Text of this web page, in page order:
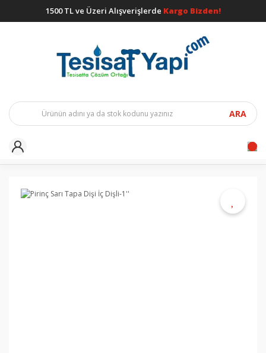
1500 TL ve Üzeri Alışverişlerde Kargo Bizden!
ARA